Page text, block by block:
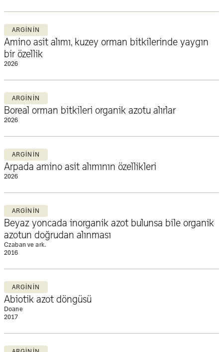
ARGININ
Amino asit alımı, kuzey orman bitkilerinde yaygın
bir özellik
2026
ARGININ
Boreal orman bitkileri organik azotu alırlar
2026
ARGININ
Arpada amino asit alımının özellikleri
2026
ARGININ
Beyaz yoncada inorganik azot bulunsa bile organik
azotun doğrudan alınması
Czaban ve ark.
2016
ARGININ
Abiotik azot döngüsü
Doane
2017